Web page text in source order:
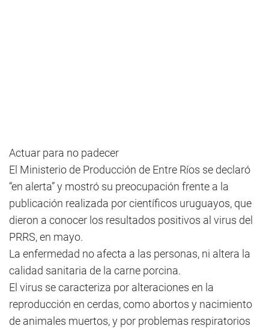
Actuar para no padecer
El Ministerio de Producción de Entre Ríos se declaró
“en alerta” y mostró su preocupación frente a la
publicación realizada por científicos uruguayos, que
dieron a conocer los resultados positivos al virus del
PRRS, en mayo.
La enfermedad no afecta a las personas, ni altera la
calidad sanitaria de la carne porcina.
El virus se caracteriza por alteraciones en la
reproducción en cerdas, como abortos y nacimiento
de animales muertos, y por problemas respiratorios